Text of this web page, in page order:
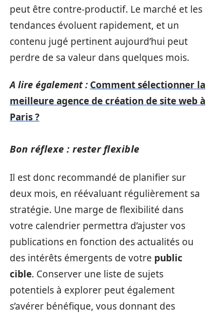
peut être contre-productif. Le marché et les
tendances évoluent rapidement, et un
contenu jugé pertinent aujourd’hui peut
perdre de sa valeur dans quelques mois.
A lire également : Comment sélectionner la
meilleure agence de création de site web à
Paris ?
Bon réflexe : rester flexible
Il est donc recommandé de planifier sur
deux mois, en réévaluant régulièrement sa
stratégie. Une marge de flexibilité dans
votre calendrier permettra d’ajuster vos
publications en fonction des actualités ou
des intérêts émergents de votre public
cible. Conserver une liste de sujets
potentiels à explorer peut également
s’avérer bénéfique, vous donnant des